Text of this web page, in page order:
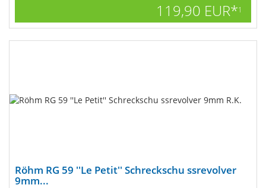
119,90 EUR*1
Röhm RG 59 ''Le Petit'' Schreckschu ssrevolver
9mm...